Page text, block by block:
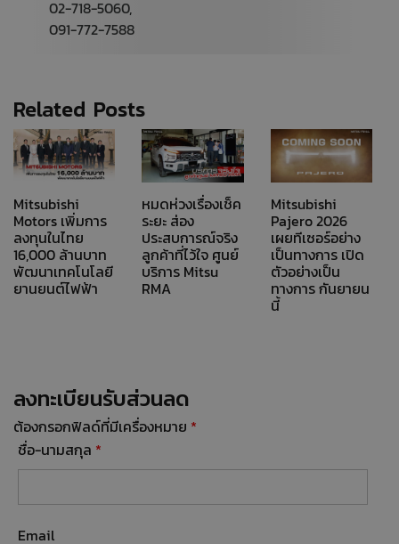
02-718-5060,
091-772-7588
Related Posts
Mitsubishi
Motors เพิ่มการ
ลงทุนในไทย
16,000 ล้านบาท
พัฒนาเทคโนโลยี
ยานยนต์ไฟฟ้า
หมดห่วงเรื่องเช็ค
ระยะ ส่อง
ประสบการณ์จริง
ลูกค้าที่ไว้ใจ ศูนย์
บริการ Mitsu
RMA
Mitsubishi
Pajero 2026
เผยทีเซอร์อย่าง
เป็นทางการ เปิด
ตัวอย่างเป็น
ทางการ กันยายน
นี้
ลงทะเบียนรับส่วนลด
ต้องกรอกฟิลด์ที่มีเครื่องหมาย *
ชื่อ-นามสกุล *
Email